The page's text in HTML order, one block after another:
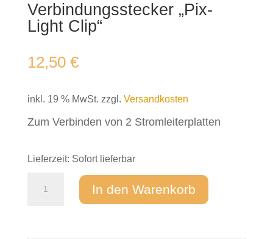
Verbindungsstecker „Pix-
Light Clip“
12,50 €
inkl. 19 % MwSt. zzgl. Versandkosten
Zum Verbinden von 2 Stromleiterplatten
Lieferzeit: Sofort lieferbar
Verbindungsstecker
Clip"
In den Warenkorb